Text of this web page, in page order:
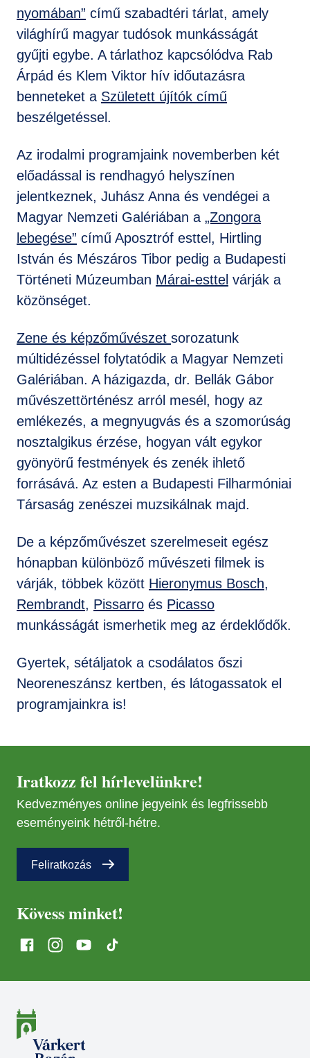
nyomában” című szabadtéri tárlat, amely
világhírű magyar tudósok munkásságát
gyűjti egybe. A tárlathoz kapcsólódva Rab
Árpád és Klem Viktor hív időutazásra
benneteket a Született újítók című
beszélgetéssel.
Az irodalmi programjaink novemberben két
előadással is rendhagyó helyszínen
jelentkeznek, Juhász Anna és vendégei a
Magyar Nemzeti Galériában a „Zongora
lebegése” című Aposztróf esttel, Hirtling
István és Mészáros Tibor pedig a Budapesti
Történeti Múzeumban Márai-esttel várják a
közönséget.
Zene és képzőművészet sorozatunk
múltidézéssel folytatódik a Magyar Nemzeti
Galériában. A házigazda, dr. Bellák Gábor
művészettörténész arról mesél, hogy az
emlékezés, a megnyugvás és a szomorúság
nosztalgikus érzése, hogyan vált egykor
gyönyörű festmények és zenék ihlető
forrásává. Az esten a Budapesti Filharmóniai
Társaság zenészei muzsikálnak majd.
De a képzőművészet szerelmeseit egész
hónapban különböző művészeti filmek is
várják, többek között Hieronymus Bosch,
Rembrandt, Pissarro és Picasso
munkásságát ismerhetik meg az érdeklődők.
Gyertek, sétáljatok a csodálatos őszi
Neoreneszánsz kertben, és látogassatok el
programjainkra is!
Iratkozz fel hírlevelünkre!
Kedvezményes online jegyeink és legfrissebb
eseményeink hétről-hétre.
Feliratkozás
Kövess minket!